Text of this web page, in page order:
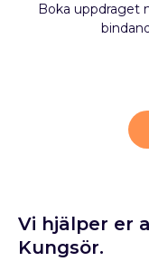
Boka uppdraget
Vi hjälper er
Kungsör.